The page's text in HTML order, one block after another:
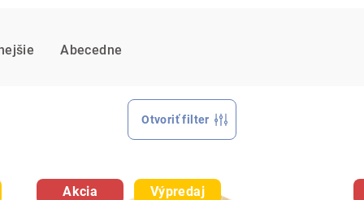
Abecedne
Otvoriť filter
Akcia Výpredaj